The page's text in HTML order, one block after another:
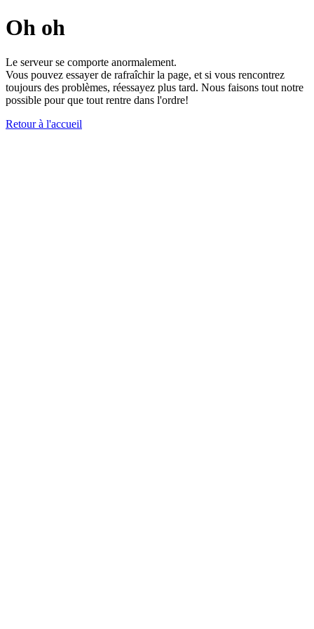
Oh oh
Le serveur se comporte anormalement.
Vous pouvez essayer de rafraîchir la page, et si vous rencontrez
toujours des problèmes, réessayez plus tard. Nous faisons tout notre
possible pour que tout rentre dans l'ordre!
Retour à l'accueil